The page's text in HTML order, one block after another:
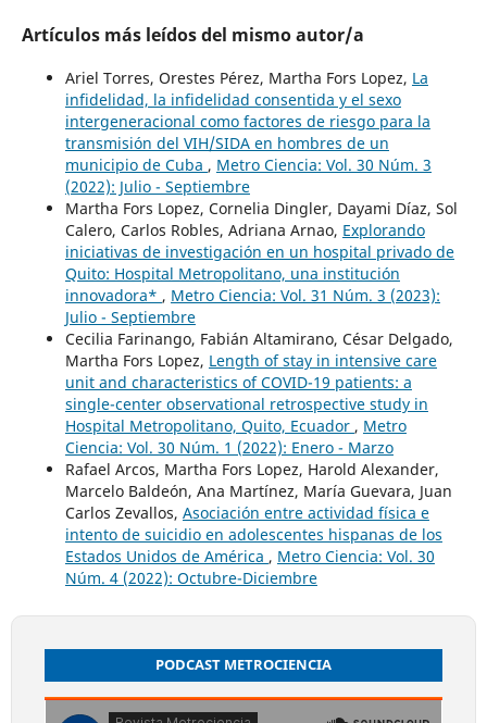
Artículos más leídos del mismo autor/a
Ariel Torres, Orestes Pérez, Martha Fors Lopez, La
infidelidad, la infidelidad consentida y el sexo
intergeneracional como factores de riesgo para la
transmisión del VIH/SIDA en hombres de un
municipio de Cuba , Metro Ciencia: Vol. 30 Núm. 3
(2022): Julio - Septiembre
Martha Fors Lopez, Cornelia Dingler, Dayami Díaz, Sol
Calero, Carlos Robles, Adriana Arnao, Explorando
iniciativas de investigación en un hospital privado de
Quito: Hospital Metropolitano, una institución
innovadora* , Metro Ciencia: Vol. 31 Núm. 3 (2023):
Julio - Septiembre
Cecilia Farinango, Fabián Altamirano, César Delgado,
Martha Fors Lopez, Length of stay in intensive care
unit and characteristics of COVID-19 patients: a
single-center observational retrospective study in
Hospital Metropolitano, Quito, Ecuador , Metro
Ciencia: Vol. 30 Núm. 1 (2022): Enero - Marzo
Rafael Arcos, Martha Fors Lopez, Harold Alexander,
Marcelo Baldeón, Ana Martínez, María Guevara, Juan
Carlos Zevallos, Asociación entre actividad física e
intento de suicidio en adolescentes hispanas de los
Estados Unidos de América , Metro Ciencia: Vol. 30
Núm. 4 (2022): Octubre-Diciembre
PODCAST METROCIENCIA